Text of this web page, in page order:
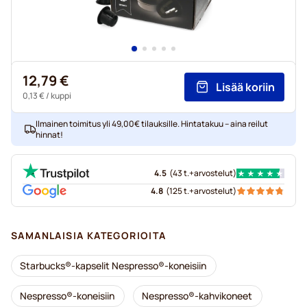
12,79 €
0,13 €/ kuppi
Lisää koriin
Ilmainen toimitus yli 49,00€ tilauksille. Hintatakuu – aina reilut
hinnat!
4.5 (43 t.+arvostelut)
4.8 (125 t.+arvostelut)
SAMANLAISIA KATEGORIOITA
Starbucks®-kapselit Nespresso®-koneisiin
Nespresso®-koneisiin Nespresso®-kahvikoneet